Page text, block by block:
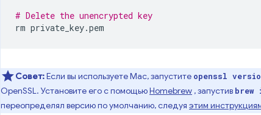
# Delete the unencrypted key
rm
Совет:Если вы используете Mac, запустите openssl
OpenSSL. Установите его с помощьюHomebrew , запустив
переопределял версию по умолчанию, следуя этим